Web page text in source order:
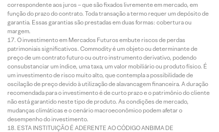
correspondente aos juros – que são fixados livremente em mercado, em
função do prazo do contrato. Toda transação a termo requer um depósito de
garantia. Essas garantias são prestadas em duas formas: cobertura ou
margem.
O investimento em Mercados Futuros embute riscos de perdas
patrimoniais significativos. Commodity é um objeto ou determinante de
preço de um contrato futuro ou outro instrumento derivativo, podendo
consubstanciar um índice, uma taxa, um valor mobiliário ou produto físico. É
um investimento de risco muito alto, que contempla a possibilidade de
oscilação de preço devido à utilização de alavancagem financeira. A duração
recomendada para o investimento é de curto prazo e o patrimônio do cliente
não está garantido neste tipo de produto. As condições de mercado,
mudanças climáticas e o cenário macroeconômico podem afetar o
desempenho do investimento.
ESTA INSTITUIÇÃO É ADERENTE AO CÓDIGO ANBIMA DE